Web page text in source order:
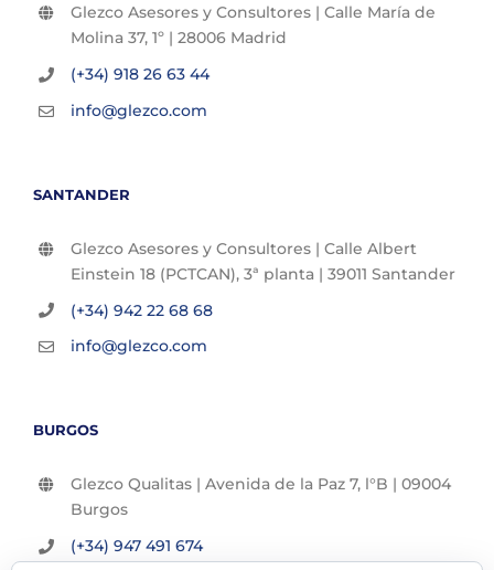
Glezco Asesores y Consultores | Calle María de
Molina 37, 1º | 28006 Madrid
(+34) 918 26 63 44
info@glezco.com
SANTANDER
Glezco Asesores y Consultores | Calle Albert
Einstein 18 (PCTCAN), 3ª planta | 39011 Santander
(+34) 942 22 68 68
info@glezco.com
BURGOS
Glezco Qualitas | Avenida de la Paz 7, l°B | 09004
Burgos
(+34) 947 491 674